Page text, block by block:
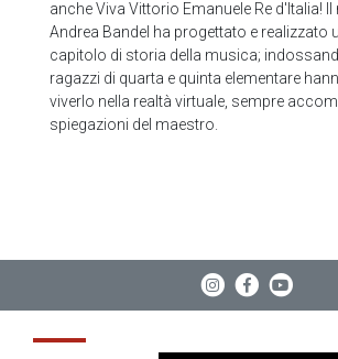
anche Viva Vittorio Emanuele Re d'Italia!
Andrea Bandel ha progettato e realizzato
capitolo di storia della musica;
ragazzi di quarta e quinta elementare
viverlo nella realtà virtuale, sempre
spiegazioni del maestro.